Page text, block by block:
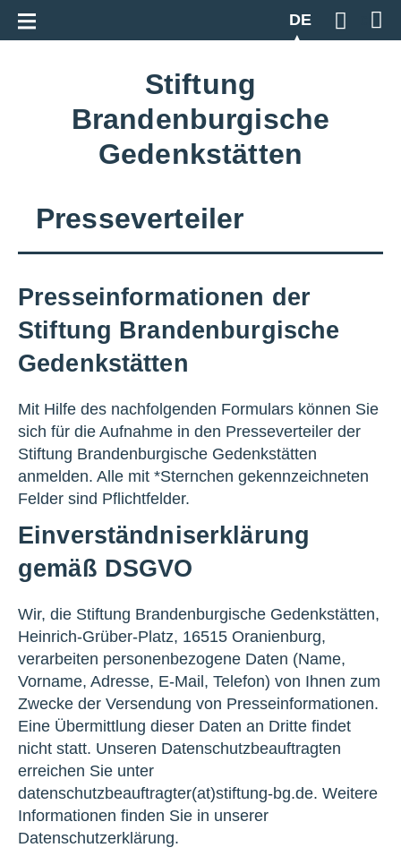
DE
Geben
Zur Gesamtübersicht
Stiftung
Brandenburgische
Gedenkstätten
Presseverteiler
Presseinformationen der
Stiftung Brandenburgische
Gedenkstätten
Mit Hilfe des nachfolgenden Formulars können Sie
sich für die Aufnahme in den Presseverteiler der
Stiftung Brandenburgische Gedenkstätten
anmelden. Alle mit *Sternchen gekennzeichneten
Felder sind Pflichtfelder.
Einverständniserklärung
gemäß DSGVO
Wir, die Stiftung Brandenburgische Gedenkstätten,
Heinrich-Grüber-Platz, 16515 Oranienburg,
verarbeiten personenbezogene Daten (Name,
Vorname, Adresse, E-Mail, Telefon) von Ihnen zum
Zwecke der Versendung von Presseinformationen.
Eine Übermittlung dieser Daten an Dritte findet
nicht statt. Unseren Datenschutzbeauftragten
erreichen Sie unter
datenschutzbeauftragter(at)stiftung-bg.de. Weitere
Informationen finden Sie in unserer
Datenschutzerklärung.